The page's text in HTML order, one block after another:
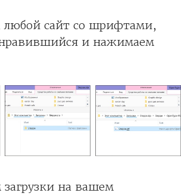
любой сайт со шрифтами,
и нажимаем
на вашем